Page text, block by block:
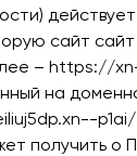
сайт
– https://
на
p1ai/
получить о